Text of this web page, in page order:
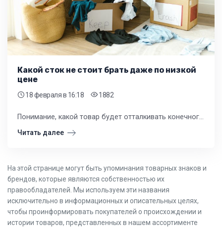
Какой сток не стоит брать даже по низкой
цене
18 февраляв 16:18 1882
Понимание, какой товар будет отталкивать конечного потребителя, — ключевой навык для успешного ритейла. Часто низкая цена за мешок скрывает в себе вещи, реализовать которые будет практически невозможно.
Читать далее
На этой странице могут быть упоминания товарных знаков и
брендов, которые являются собственностью их
правообладателей. Мы используем эти названия
исключительно в информационных и описательных целях,
чтобы проинформировать покупателей о происхождении и
истории товаров, представленных в нашем ассортименте